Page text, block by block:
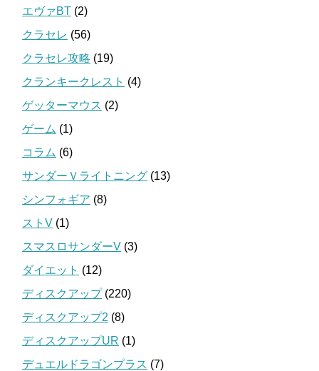
エヴァBT (2)
クラセレ (56)
クラセレ攻略 (19)
クランキークレスト (4)
ゲッターマウス (2)
ゲーム (1)
コラム (6)
サンダーＶライトニング (13)
シンフォギア (8)
ストV (1)
スマスロサンダーV (3)
ダイエット (12)
ディスクアップ(220)
ディスクアップ2 (8)
ディスクアップUR (1)
デュエルドラゴンプラス (7)